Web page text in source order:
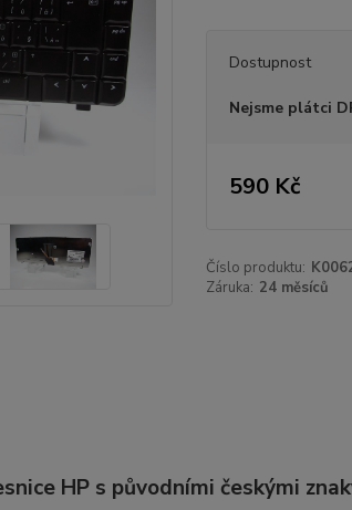
Dostupnost
Nejsme plátci
590 Kč
Číslo produktu:
Záruka: 24 měsíců
HP s původními českými